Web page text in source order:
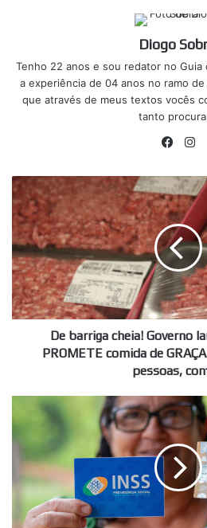
Diogo
Tenho 22 anos e sou redator no Guia
a experiência de 04 anos no ramo
que através de meus textos vocês
tanto
De
barriga
cheia!
Governo
lança
programa
que
PROMETE
comida
GRAÇA
grupo
de
De barriga cheia! Governo
PROMETE comida de
pessoas,
de
R$
Aposentados
saltam
de